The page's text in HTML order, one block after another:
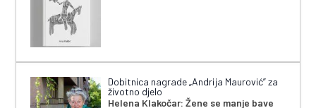
Dobitnica nagrade „Andrija Maurović” za
životno djelo
Helena Klakočar: Žene se manje bave